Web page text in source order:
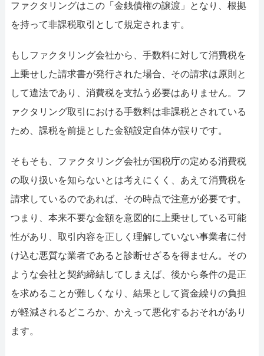
ファクタリングはこの「金銭債権の譲渡」となり、根拠
を持って非課税取引として規定されます。
もしファクタリング会社から、手数料に対して消費税を
上乗せした請求書が発行された場合、その請求は原則と
して違法であり、消費税を支払う必要はありません。フ
ァクタリング取引における手数料は非課税とされている
ため、課税を前提とした金額設定自体が誤りです。
そもそも、ファクタリング会社が国税庁の定める消費税
の取り扱いを知らないとは考えにくく、あえて消費税を
請求しているのであれば、その時点で注意が必要です。
つまり、本来不要な金額を意図的に上乗せしている可能
性があり、取引内容を正しく理解していない事業者に付
け込む悪質な業者であると診断せざるを得ません。その
ような会社と契約締結してしまえば、後から条件の是正
を求めることが難しくなり、結果として資金繰りの負担
が軽減されるどころか、かえって悪化するおそれがあり
ます。